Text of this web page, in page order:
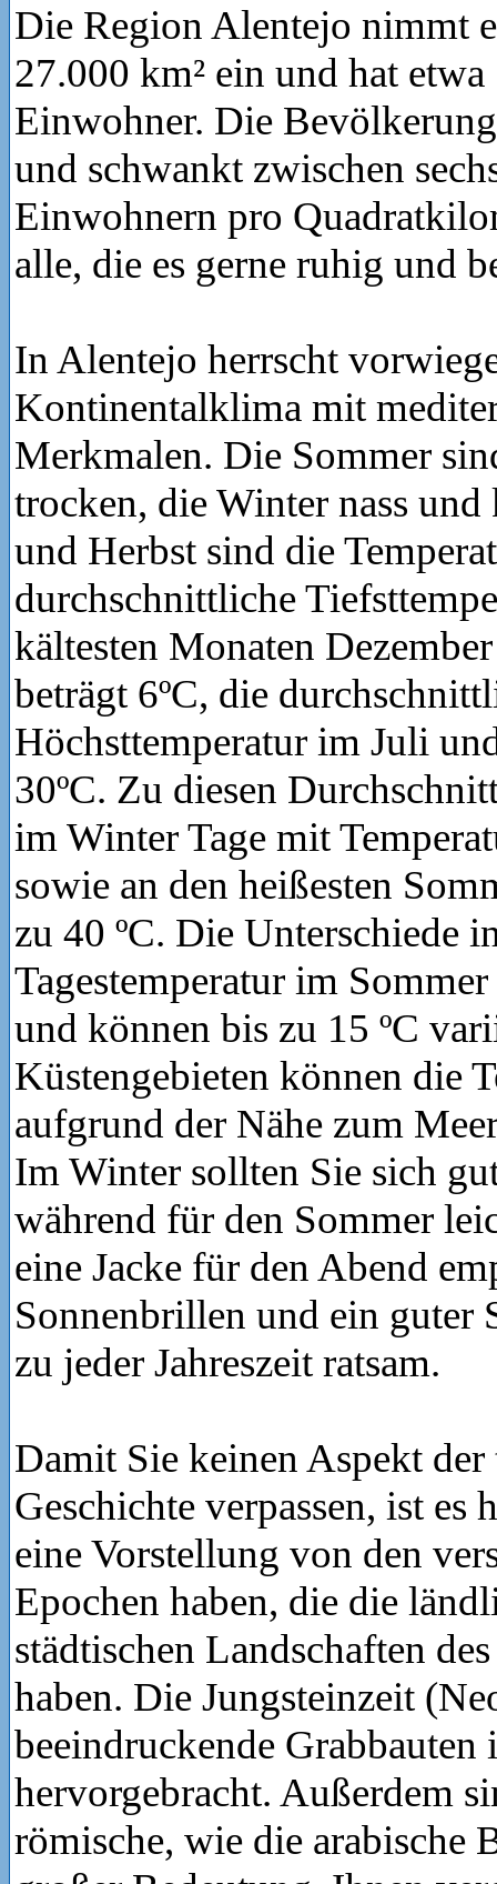
Die Region Alentejo nimmt
27.000 km² ein und hat
Einwohner. Die
und schwankt zwischen
Einwohnern pro
alle, die es gerne ruhig und
In Alentejo herrscht
Kontinentalklima mit
Merkmalen. Die Sommer
trocken, die Winter nass
und Herbst sind die
durchschnittliche
kältesten Monaten
beträgt 6ºC, die
Höchsttemperatur im Juli
30ºC. Zu diesen
im Winter Tage mit
sowie an den heißesten
zu 40 ºC. Die Unterschiede
Tagestemperatur im
und können bis zu 15 ºC
Küstengebieten können die
aufgrund der Nähe zum
Im Winter sollten Sie sich
während für den Sommer
eine Jacke für den Abend
Sonnenbrillen und ein guter
zu jeder Jahreszeit ratsam.
Damit Sie keinen Aspekt der
Geschichte verpassen, ist es
eine Vorstellung von den
Epochen haben, die die
städtischen Landschaften
haben. Die Jungsteinzeit
beeindruckende
hervorgebracht. Außerdem
römische, wie die arabische